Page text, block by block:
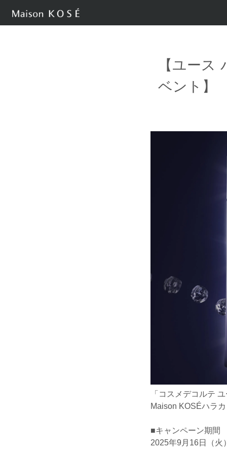
【ユース
ベント】
「コスメデコルテ
Maison KOSÉハラ
■キャンペーン期間
2025年9月16日（火